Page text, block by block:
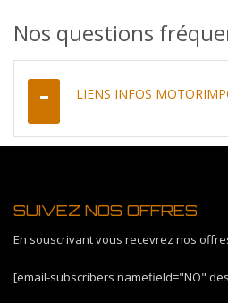
Nos questions
LIENS INFOS
SUIVEZ NOS OFFRES
En souscrivant vous recevrez nos
[email-subscribers namefield="NO"